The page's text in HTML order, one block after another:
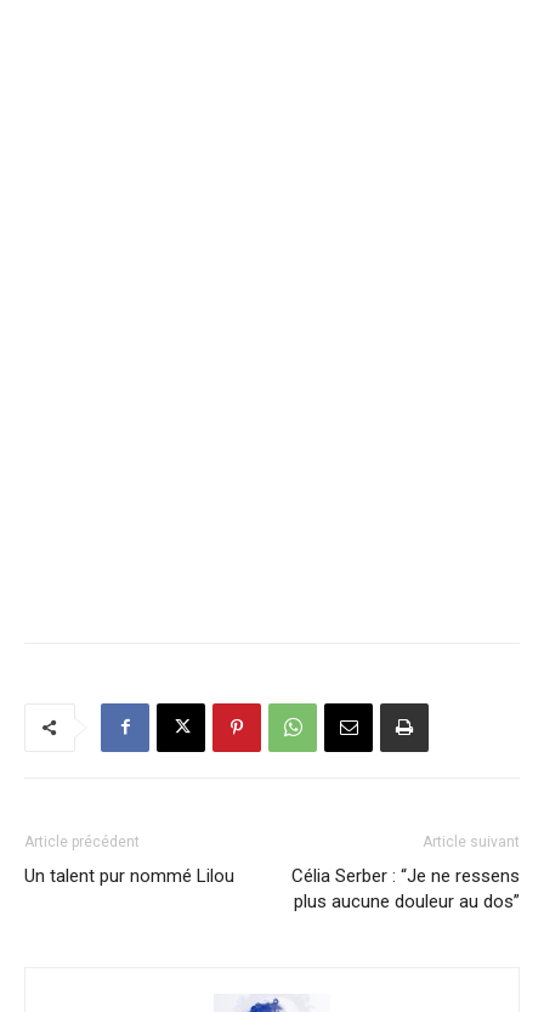
Article précédent
Un talent pur nommé Lilou
Article suivant
Célia Serber : “Je ne ressens
plus aucune douleur au dos”